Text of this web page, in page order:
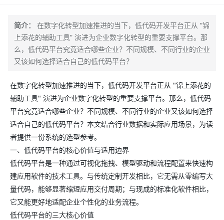
简介：
在数字化转型加速推进的当下，低代码开发平台正从 "锦
上添花的辅助工具" 演进为企业数字化转型的重要支撑平台。那
么，低代码平台究竟适合哪些企业？不同规模、不同行业的企业
又该如何选择适合自己的低代码平台？
在数字化转型加速推进的当下，低代码开发平台正从 "锦上添花的
辅助工具" 演进为企业数字化转型的重要支撑平台。那么，低代码
平台究竟适合哪些企业？不同规模、不同行业的企业又该如何选择
适合自己的低代码平台？本文结合行业数据和实际应用场景，为读
者提供一份系统的选型参考。
一、低代码平台的核心价值与适用边界
低代码平台是一种通过可视化拖拽、模型驱动和流程配置来快速构
建应用软件的技术工具。与传统定制开发相比，它无需从零编写大
量代码，能够显著缩短应用交付周期；与现成的标准化软件相比，
它又能更好地适配企业个性化的业务流程。
低代码平台的三大核心价值